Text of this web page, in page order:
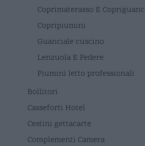
Coprimaterasso E
Copripiumini
Guanciale cuscino
Lenzuola E Federe
Piumini letto professionali
Bollitori
Casseforti Hotel
Cestini gettacarte
Complementi Camera